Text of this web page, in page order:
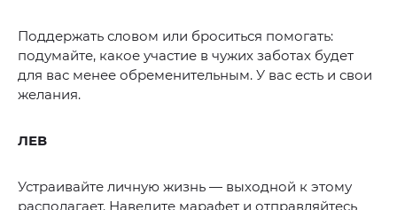
Поддержать словом или броситься помогать:
подумайте, какое участие в чужих заботах будет
для вас менее обременительным. У вас есть и свои
желания.
ЛЕВ
Устраивайте личную жизнь — выходной к этому
располагает. Наведите марафет и отправляйтесь